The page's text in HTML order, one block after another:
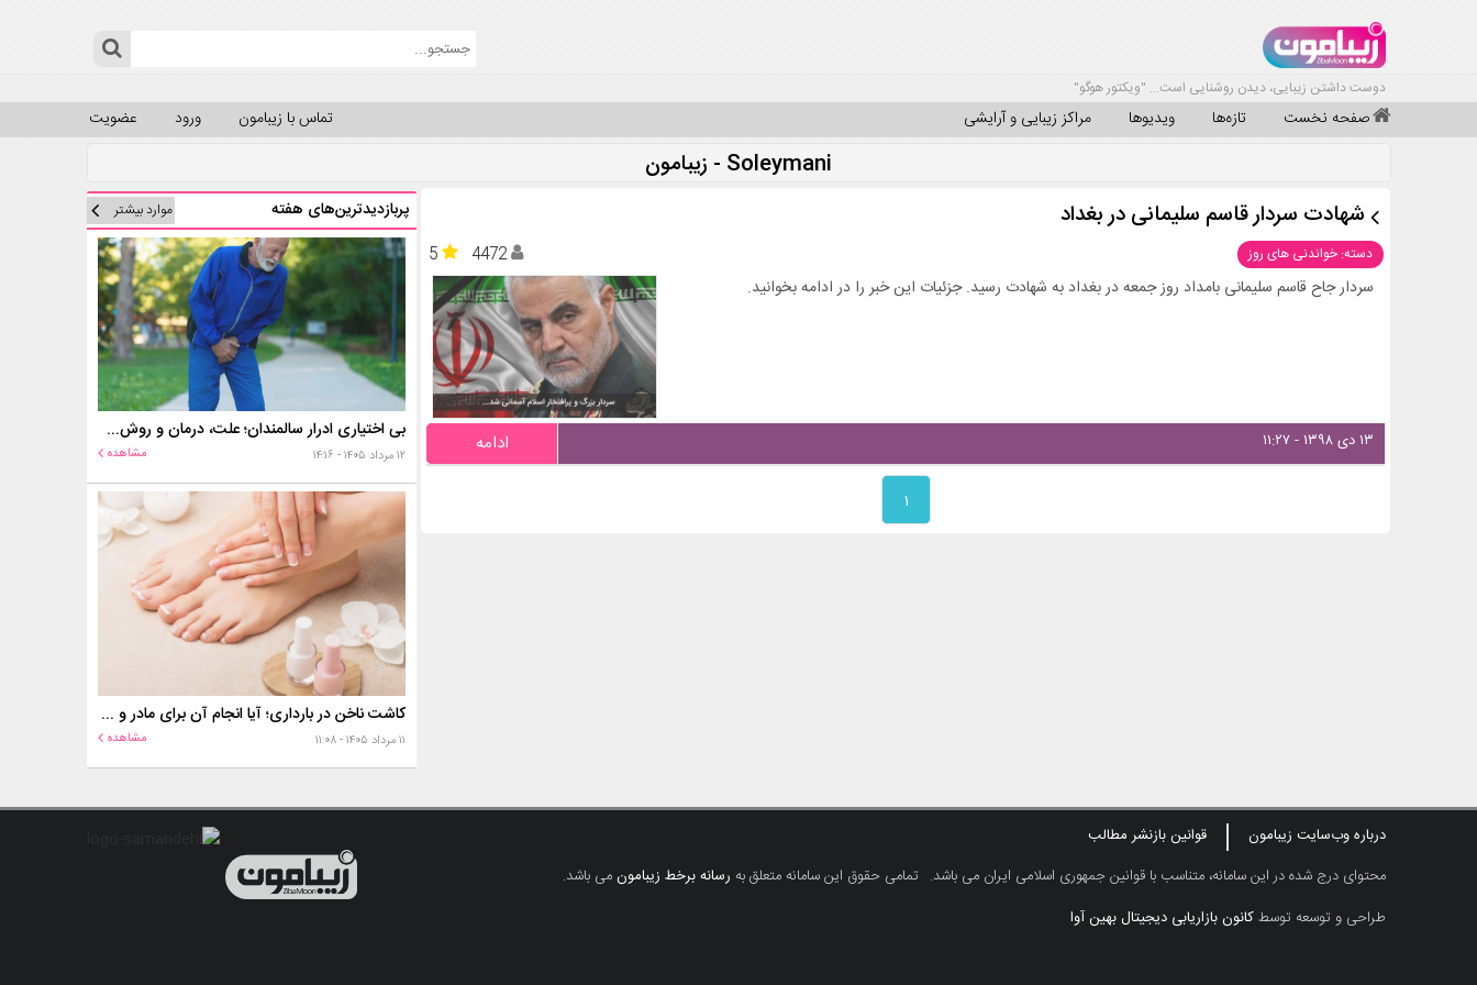
دوست داشتن زیبایی، دیدن روشنایی است... "ویکتور هوگو"
صفحه نخست تازه‌ها ویدیوها مراکز زیبایی و آرایشی عضویت ورود تماس با زیبامون
Soleymani - زیبامون
شهادت سردار قاسم سلیمانی در بغداد
دسته: خواندنی های روز 5
4472
سردار جاح قاسم سلیمانی بامداد روز جمعه در بغداد به شهادت رسید. جزئیات این خبر را در ادامه بخوانید.
۱۳ دی ۱۳۹۸ - ۱۱:۲۷ ادامه
۱
پربازدیدترین‌های هفته موارد بیشتر
بی اختیاری ادرار سالمندان؛ علت، درمان و روش‌های کنترل در منزل
۱۲ مرداد ۱۴۰۵ - ۱۴:۱۶ مشاهده
کاشت ناخن در بارداری؛ آیا انجام آن برای مادر و جنین خطر دارد؟
۱۱ مرداد ۱۴۰۵ - ۱۱:۰۸ مشاهده
درباره وب‌سایت زیبامون
قوانین بازنشر مطالب
محتوای درج شده در این سامانه، متناسب با قوانین جمهوری اسلامی ایران می باشد. تمامی حقوق این سامانه متعلق به رسانه برخط زیبامونمی باشد.
طراحی و توسعه توسطکانون بازاریابی دیجیتال بهین آوا